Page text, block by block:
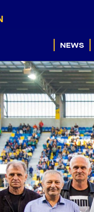
NEWS